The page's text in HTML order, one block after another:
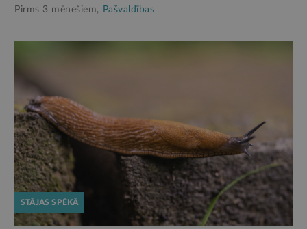
Pirms 3 mēnešiem, Pašvaldības
STĀJAS SPĒKĀ